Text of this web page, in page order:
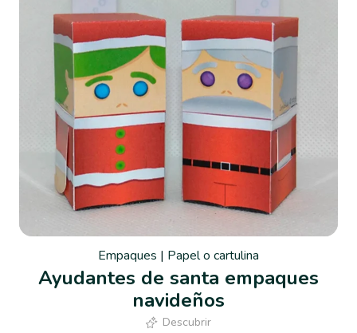
Empaques | Papel o cartulina
Ayudantes de santa empaques
navideños
Descubrir